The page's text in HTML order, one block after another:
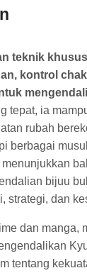
teknik
kontrol
tepat, ia
rubah
berbagai
bijuu
strategi, dan
dan manga,
tentang